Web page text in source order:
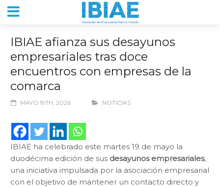
IBIAE afianza sus desayunos
empresariales tras doce
encuentros con empresas de la
comarca
MAYO 19TH, 2026 NOTICIAS
IBIAE ha celebrado este martes 19 de mayo la
duodécima edición de sus desayunos empresariales,
una iniciativa impulsada por la asociación empresarial
con el objetivo de mantener un contacto directo y